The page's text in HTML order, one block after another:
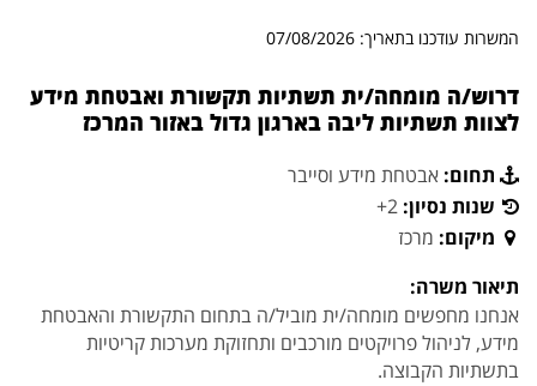
המשרות עודכנו בתאריך: 07/08/2026
דרוש/ה מומחה/ית תשתיות תקשורת ואבטחת מידע
לצוות תשתיות ליבה בארגון גדול באזור המרכז
תחום: אבטחת מידע וסייבר
שנות נסיון: 2+
מיקום: מרכז
תיאור משרה:
אנחנו מחפשים מומחה/ית מוביל/ה בתחום התקשורת והאבטחת
מידע, לניהול פרויקטים מורכבים ותחזוקת מערכות קריטיות
בתשתיות הקבוצה.